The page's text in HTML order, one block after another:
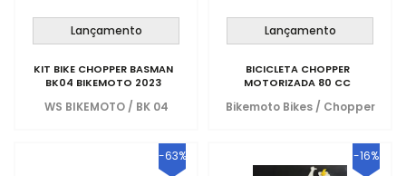
Lançamento
KIT BIKE CHOPPER BASMAN
BK04 BIKEMOTO 2023
WS BIKEMOTO / BK 04
Lançamento
BICICLETA CHOPPER
MOTORIZADA 80 CC
Bikemoto Bikes / Chopper
-63% -16%